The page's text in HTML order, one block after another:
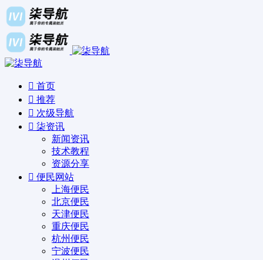
首页
推荐
次级导航
柒资讯
新闻资讯
技术教程
资源分享
便民网站
上海便民
北京便民
天津便民
重庆便民
杭州便民
宁波便民